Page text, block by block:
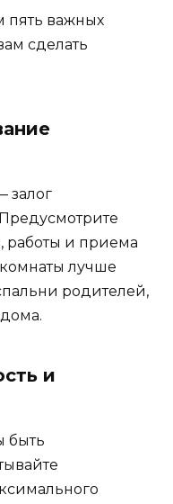
пять важных
сделать
залог
работы и приема
лучше
родителей,
и
быть